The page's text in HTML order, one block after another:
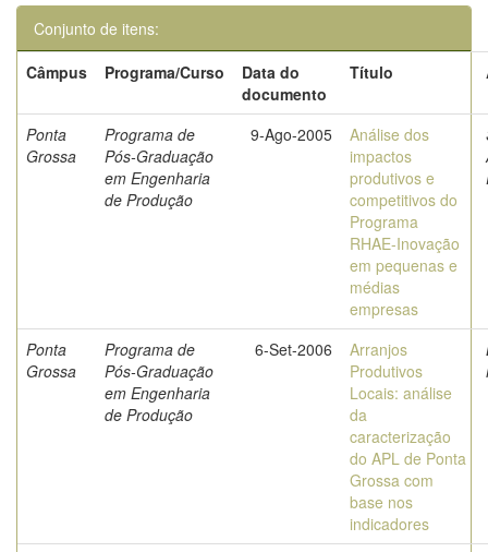
Conjunto de itens:
Câmpus
Programa/Curso
Data do
documento
Título
Ponta
Grossa
Programa de
Pós-Graduação
em Engenharia
de Produção
9-Ago-2005
Análise dos
impactos
produtivos e
competitivos do
Programa
RHAE-Inovação
em pequenas e
médias
empresas
Ponta
Grossa
Programa de
Pós-Graduação
em Engenharia
de Produção
6-Set-2006
Arranjos
Produtivos
Locais: análise
da
caracterização
do APL de Ponta
Grossa com
base nos
indicadores